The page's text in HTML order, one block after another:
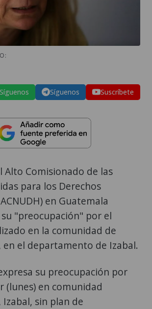
Síguenos Síguenos Suscríbete
Alto Comisionado de las
para los Derechos
en Guatemala
"preocupación" por el
en la comunidad de
en el departamento de Izabal.
su preocupación por
(lunes) en comunidad
Izabal, sin plan de